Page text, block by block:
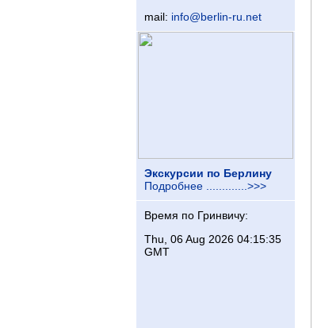
mail: info@berlin-ru.net
Экскурсии по Берлину
Подробнее .............>>>
Время по Гринвичу:
Thu, 06 Aug 2026 04:15:36
GMT